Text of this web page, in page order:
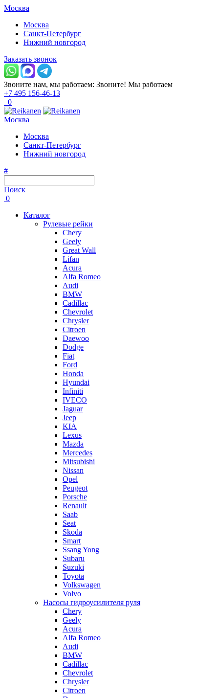
Москва
Москва
Санкт-Петербург
Нижний новгород
Заказать звонок
Звоните нам, мы работаем: Звоните! Мы работаем
+7 495 156-46-13
0
Москва
Москва
Санкт-Петербург
Нижний новгород
#
Поиск
0
Каталог
Рулевые рейки
Chery
Geely
Great Wall
Lifan
Acura
Alfa Romeo
Audi
BMW
Cadillac
Chevrolet
Chrysler
Citroen
Daewoo
Dodge
Fiat
Ford
Honda
Hyundai
Infiniti
IVECO
Jaguar
Jeep
KIA
Lexus
Mazda
Mercedes
Mitsubishi
Nissan
Opel
Peugeot
Porsche
Renault
Saab
Seat
Skoda
Smart
Ssang Yong
Subaru
Suzuki
Toyota
Volkswagen
Volvo
Насосы гидроусилителя руля
Chery
Geely
Acura
Alfa Romeo
Audi
BMW
Cadillac
Chevrolet
Chrysler
Citroen